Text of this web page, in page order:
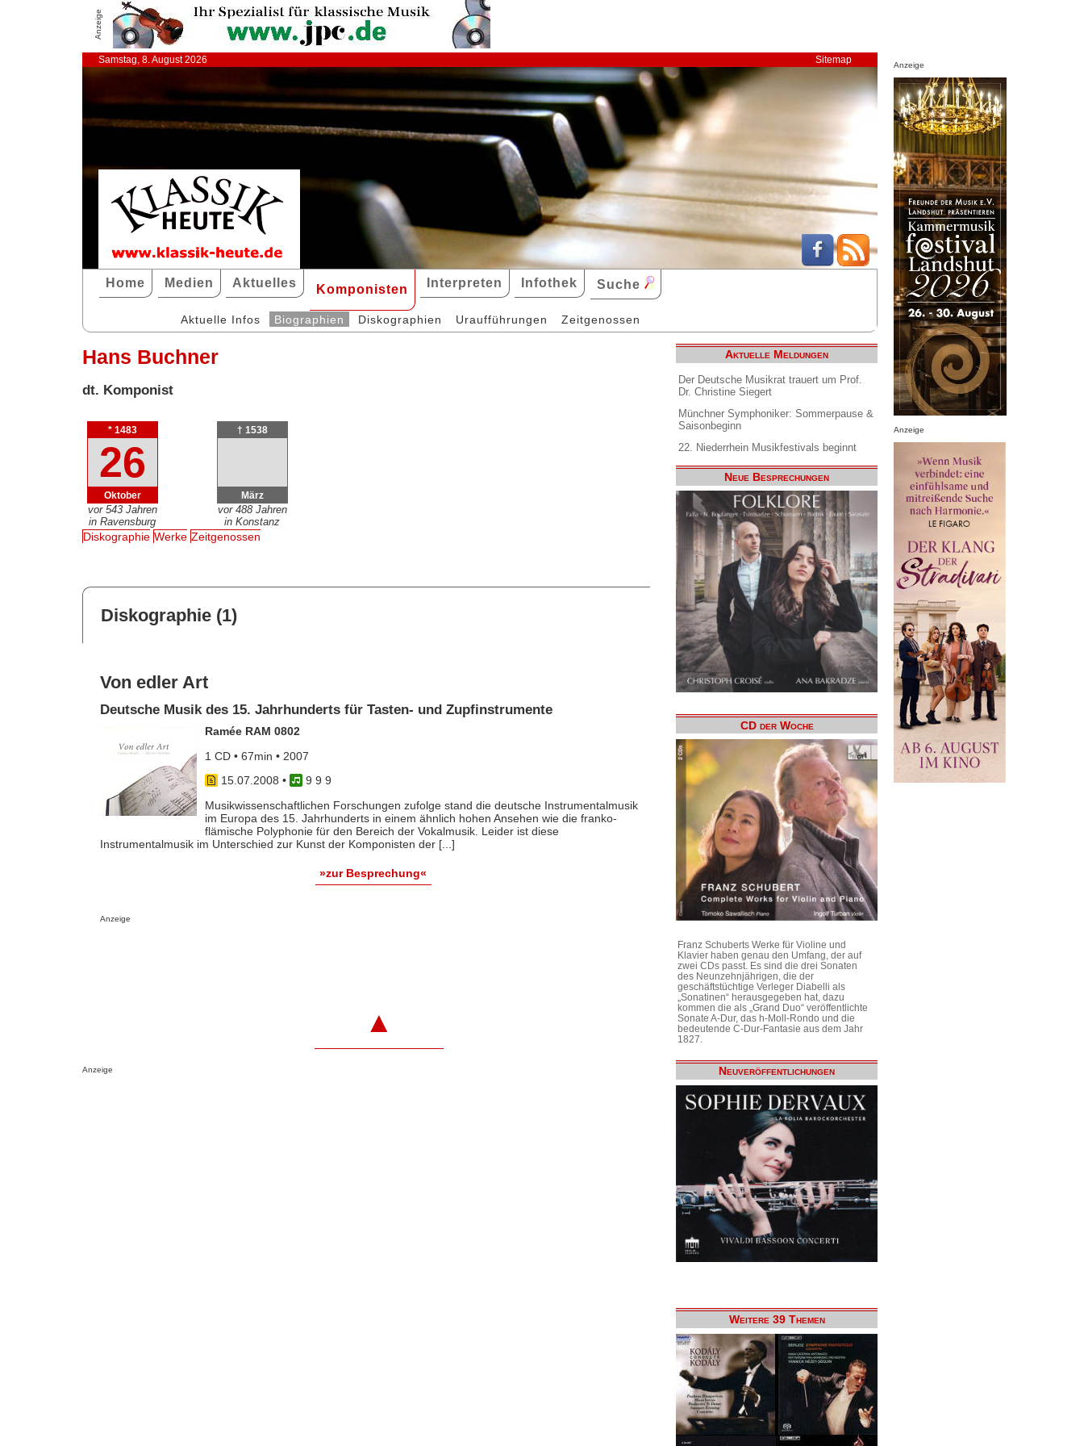
Anzeige
Samstag, 8. August 2026 Sitemap
Home Medien Aktuelles Komponisten Interpreten Infothek Suche
Aktuelle Infos Biographien Diskographien Uraufführungen Zeitgenossen
Hans Buchner
dt. Komponist
* 1483
26
Oktober
vor 543 Jahren
in Ravensburg
† 1538
März
vor 488 Jahren
in Konstanz
Diskographie Werke Zeitgenossen
Diskographie (1)
Von edler Art
Deutsche Musik des 15. Jahrhunderts für Tasten- und Zupfinstrumente
Ramée RAM 0802
1 CD • 67min • 2007
15.07.2008 •
9 9 9
Musikwissenschaftlichen Forschungen zufolge stand die deutsche Instrumentalmusik
im Europa des 15. Jahrhunderts in einem ähnlich hohen Ansehen wie die franko-
flämische Polyphonie für den Bereich der Vokalmusik. Leider ist diese
Instrumentalmusik im Unterschied zur Kunst der Komponisten der [...]
»zur Besprechung«
Anzeige
▲
Anzeige
Aktuelle Meldungen
Der Deutsche Musikrat trauert um Prof.
Dr. Christine Siegert
Münchner Symphoniker: Sommerpause &
Saisonbeginn
22. Niederrhein Musikfestivals beginnt
Neue Besprechungen
CD der Woche
Franz Schuberts Werke für Violine und
Klavier haben genau den Umfang, der auf
zwei CDs passt. Es sind die drei Sonaten
des Neunzehnjährigen, die der
geschäftstüchtige Verleger Diabelli als
„Sonatinen“ herausgegeben hat, dazu
kommen die als „Grand Duo“ veröffentlichte
Sonate A-Dur, das h-Moll-Rondo und die
bedeutende C-Dur-Fantasie aus dem Jahr
1827.
Neuveröffentlichungen
Weitere 39 Themen
Anzeige
Anzeige